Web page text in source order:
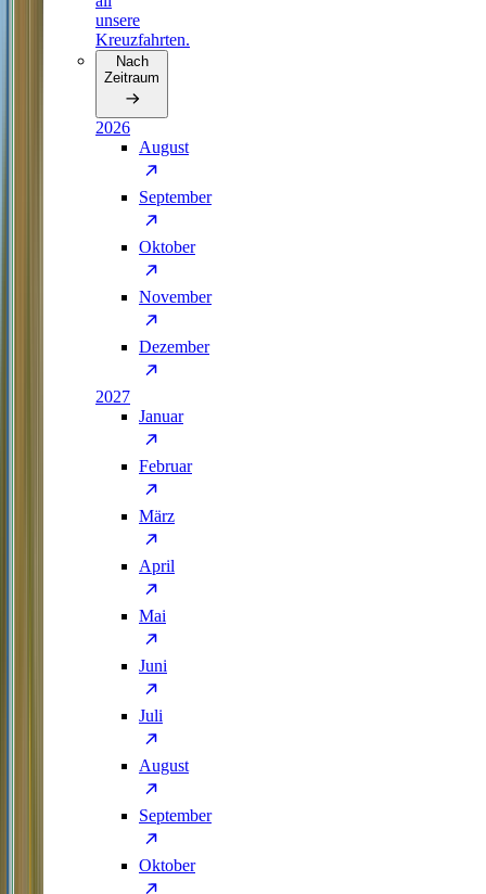
unsere
Kreuzfahrten.
Nach
Zeitraum
2026
August
September
Oktober
November
Dezember
2027
Januar
Februar
März
April
Mai
Juni
Juli
August
September
Oktober